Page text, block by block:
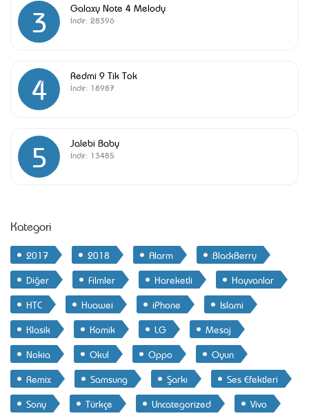
3 Galaxy Note 4 Melody
İndir: 28396
4 Redmi 9 Tik Tok
İndir: 18987
5 Jalebi Baby
İndir: 13485
Kategori
2017 2018 Alarm
BlackBerry
Diğer
Filmler Hareketli
Hayvanlar
HTC
Huawei iPhone
Islami
Klasik
Komik LG
Mesaj
Nokia
Okul Oppo
Oyun
Remix
Samsung Şarkı
Ses Efektleri
Sony
Türkçe Uncategorized Vivo